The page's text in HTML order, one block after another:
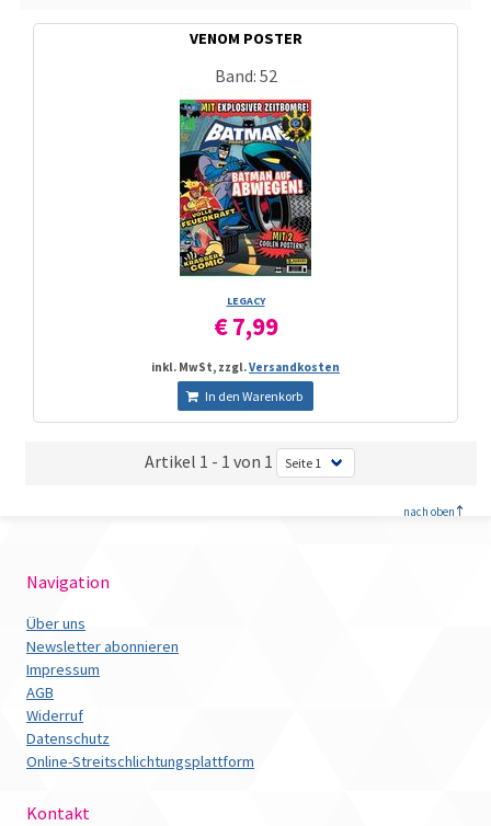
VENOM POSTER
Band: 52
LEGACY
€ 7,99
inkl. MwSt, zzgl.Versandkosten
In den Warenkorb
Artikel 1 - 1 von 1
nach oben
Navigation
Über uns
Newsletter abonnieren
Impressum
AGB
Widerruf
Datenschutz
Online-Streitschlichtungsplattform
Kontakt